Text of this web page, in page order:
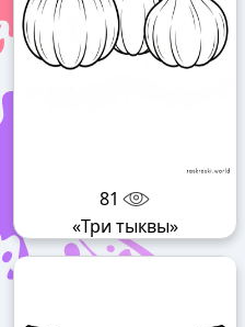
81
«Три тыквы»